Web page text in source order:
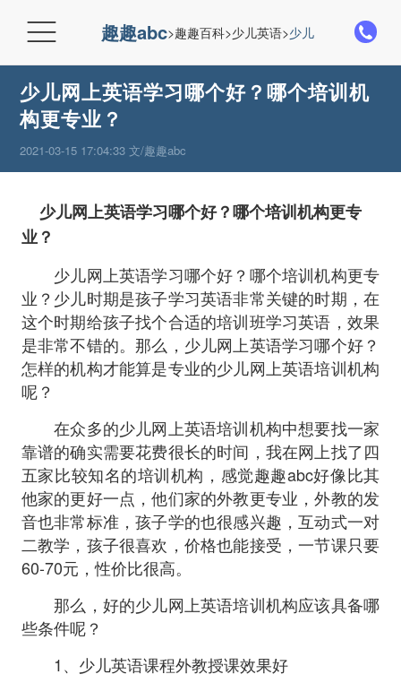
 趣趣abc>趣趣百科>少儿英语>少儿网上英语>
少儿网上英语学习哪个好？哪个培训机
构更专业？
2021-03-15 17:04:33 文/趣趣abc
少儿网上英语学习哪个好？哪个培训机构更专
业？
少儿网上英语学习哪个好？哪个培训机构更专
业？少儿时期是孩子学习英语非常关键的时期，在
这个时期给孩子找个合适的培训班学习英语，效果
是非常不错的。那么，少儿网上英语学习哪个好？
怎样的机构才能算是专业的少儿网上英语培训机构
呢？
在众多的少儿网上英语培训机构中想要找一家
靠谱的确实需要花费很长的时间，我在网上找了四
五家比较知名的培训机构，感觉趣趣abc好像比其
他家的更好一点，他们家的外教更专业，外教的发
音也非常标准，孩子学的也很感兴趣，互动式一对
二教学，孩子很喜欢，价格也能接受，一节课只要
60-70元，性价比很高。
那么，好的少儿网上英语培训机构应该具备哪
些条件呢？
1、少儿英语课程外教授课效果好